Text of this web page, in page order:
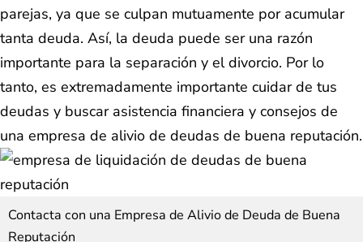
parejas, ya que se culpan mutuamente por acumular
tanta deuda. Así, la deuda puede ser una razón
importante para la separación y el divorcio. Por lo
tanto, es extremadamente importante cuidar de tus
deudas y buscar asistencia financiera y consejos de
una empresa de alivio de deudas de buena reputación.
Contacta con una Empresa de Alivio de Deuda de Buena
Reputación